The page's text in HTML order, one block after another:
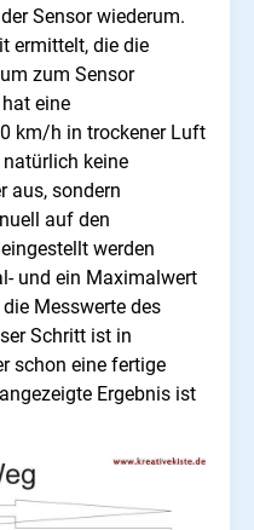
Sensor wiederum.
ermittelt, die die
zum Sensor
eine
km/h in trockener Luft
natürlich keine
aus, sondern
auf den
werden
und ein Maximalwert
Messwerte des
Schritt ist in
schon eine fertige
Ergebnis ist